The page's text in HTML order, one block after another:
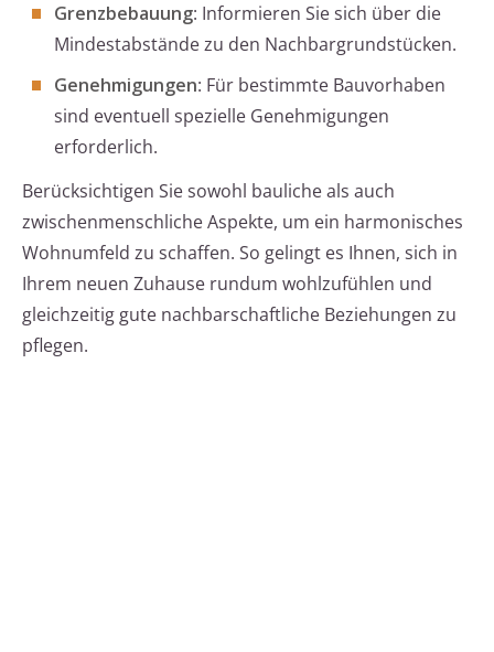
Grenzbebauung: Informieren Sie sich über die
Mindestabstände zu den Nachbargrundstücken.
Genehmigungen: Für bestimmte Bauvorhaben
sind eventuell spezielle Genehmigungen
erforderlich.
Berücksichtigen Sie sowohl bauliche als auch
zwischenmenschliche Aspekte, um ein harmonisches
Wohnumfeld zu schaffen. So gelingt es Ihnen, sich in
Ihrem neuen Zuhause rundum wohlzufühlen und
gleichzeitig gute nachbarschaftliche Beziehungen zu
pflegen.